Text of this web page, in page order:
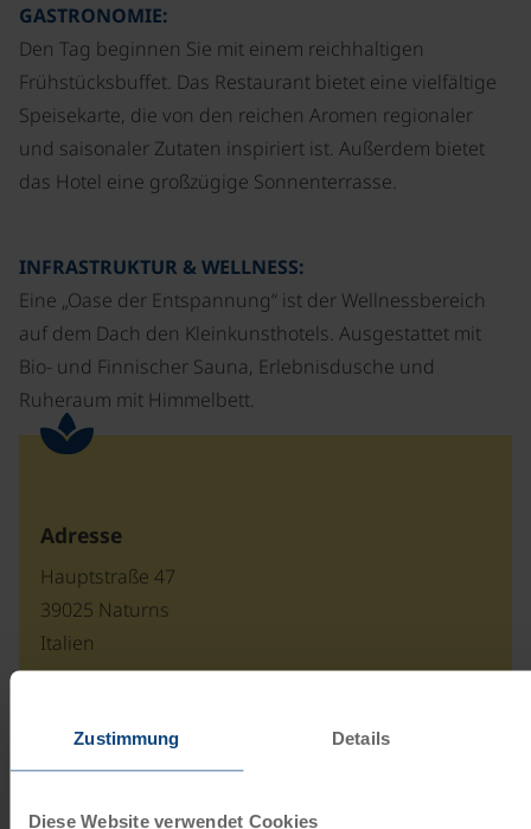
Zustimmung Details
Diese Website verwendet Cookies
GASTRONOMIE:
Den Tag beginnen Sie mit einem reichhaltigen
Frühstücksbuffet. Das Restaurant bietet eine vielfältige
Speisekarte, die von den reichen Aromen regionaler
und saisonaler Zutaten inspiriert ist. Außerdem bietet
das Hotel eine großzügige Sonnenterrasse.
INFRASTRUKTUR & WELLNESS:
Eine „Oase der Entspannung“ ist der Wellnessbereich
auf dem Dach den Kleinkunsthotels. Ausgestattet mit
Bio- und Finnischer Sauna, Erlebnisdusche und
Ruheraum mit Himmelbett.
Adresse
Hauptstraße 47
39025 Naturns
Italien
Unsere Reisekataloge